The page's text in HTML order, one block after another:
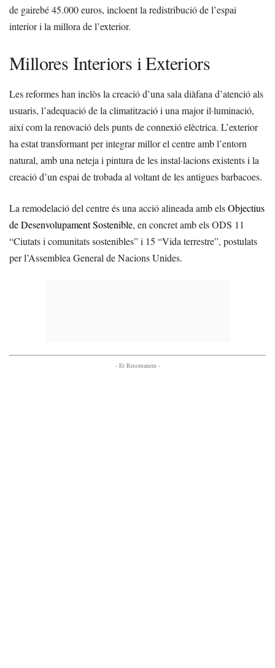
de gairebé 45.000 euros, incloent la redistribució de l’espai
interior i la millora de l’exterior.
Millores Interiors i Exteriors
Les reformes han inclòs la creació d’una sala diàfana d’atenció als
usuaris, l’adequació de la climatització i una major il·luminació,
així com la renovació dels punts de connexió elèctrica. L’exterior
ha estat transformant per integrar millor el centre amb l’entorn
natural, amb una neteja i pintura de les instal·lacions existents i la
creació d’un espai de trobada al voltant de les antigues barbacoes.
La remodelació del centre és una acció alineada amb elsObjectius
de Desenvolupament Sostenible, en concret amb els ODS 11
“Ciutats i comunitats sostenibles” i 15 “Vida terrestre”, postulats
per l’Assemblea General de Nacions Unides.
- Et Recomanem -